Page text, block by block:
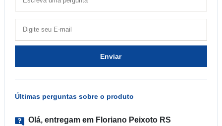
Enviar
Últimas perguntas sobre o produto
Olá, entregam em Floriano Peixoto RS